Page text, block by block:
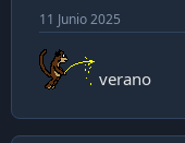
11 Junio 2025
verano